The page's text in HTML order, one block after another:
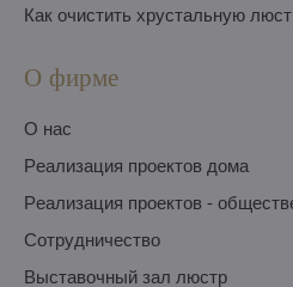
Как очистить хрустальную
О фирме
O нас
Pеализация проектов дома
Pеализация проектов -
Сотрудничество
Выставочный зал люстр